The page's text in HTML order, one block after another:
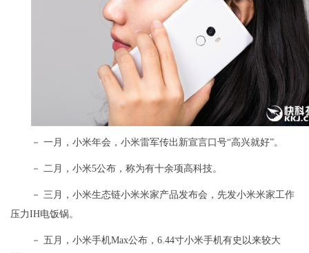
－ 一月，小米年会，小米雷军传出新宣言口号“高兴就好”。
－ 二月，小米5公布，称为有十余项高科技。
－ 三月，小米生态链小米米家产品发布会，先发小米米家工作
压力IH电饭锅。
－ 五月，小米手机Max公布，6.44寸小米手机有史以来较大